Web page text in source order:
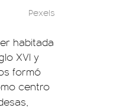
Pexels
habitada
XVI y
formó
centro